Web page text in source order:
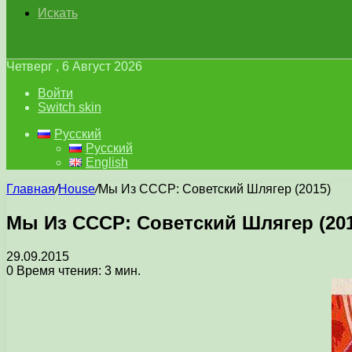
Искать
Четверг , 6 Август 2026
Войти
Switch skin
Русский
Русский
English
Главная/House/Мы Из СССР: Советский Шлягер (2015)
Мы Из СССР: Советский Шлягер
29.09.2015
0 Время чтения: 3 мин.